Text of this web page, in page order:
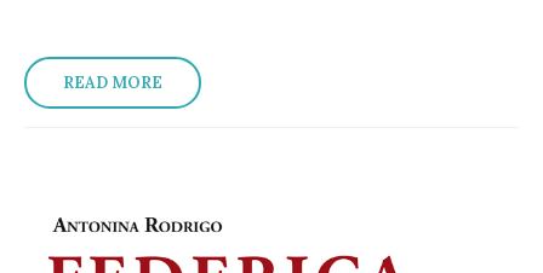
READ MORE